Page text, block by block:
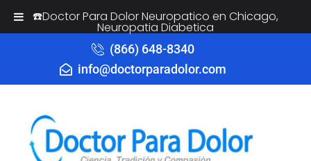
(866) 648-8340
info@doctorparadolor.com
☎️Doctor Para Dolor Neuropatico en Chicago,
Neuropatia Diabetica